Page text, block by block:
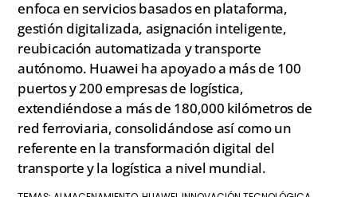
enfoca en servicios basados en plataforma,
gestión digitalizada, asignación inteligente,
reubicación automatizada y transporte
autónomo. Huawei ha apoyado a más de 100
puertos y 200 empresas de logística,
extendiéndose a más de 180,000 kilómetros de
red ferroviaria, consolidándose así como un
referente en la transformación digital del
transporte y la logística a nivel mundial.